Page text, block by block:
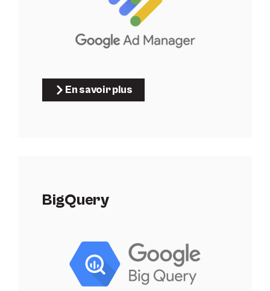
En savoir plus
BigQuery